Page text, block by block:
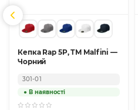
Кепка Rap 5P, ТМ Malfini —
Чорний
301-01